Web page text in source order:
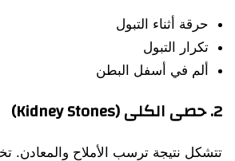
حرقة أثناء التبول
تكرار التبول
ألم في أسفل البطن
2. حصى الكلى (Kidney Stones)
تتشكل نتيجة ترسب الأملاح والمعادن.